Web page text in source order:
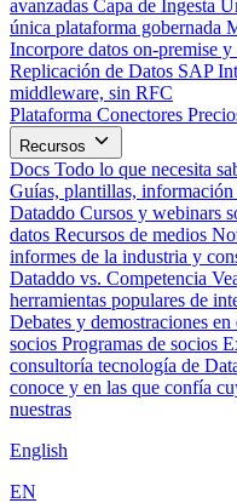
avanzadas Capa de Ingesta
única plataforma gobernada
Incorpore datos on-premise
Replicación de Datos SAP
middleware, sin RFC
Plataforma Conectores
Recursos
Docs Todo lo que necesita
Guías, plantillas, información
Dataddo Cursos y webinars
datos Recursos de medios
informes de la industria y
Dataddo vs. Competencia
herramientas populares de
Debates y demostraciones
socios Programas de socios
consultoría tecnología de
conoce y en las que confía
nuestras
English
EN